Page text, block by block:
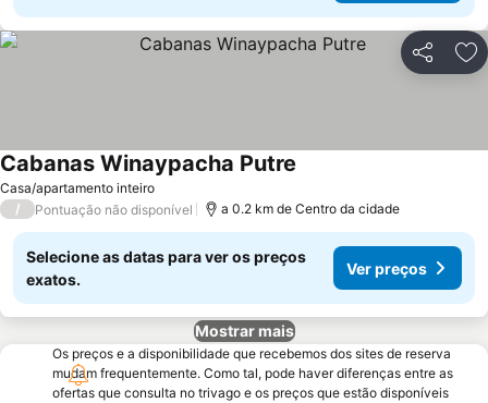
Partilhar
Casa/apartamento inteiro
Cabanas Winaypacha Putre
/ Pontuação não disponível a 0.2 km de Centro da cidade
Selecione as datas para ver os preços
exatos.
Ver preços
Mostrar mais
Os preços e a disponibilidade que recebemos dos sites de reserva
mudam frequentemente. Como tal, pode haver diferenças entre as
ofertas que consulta no trivago e os preços que estão disponíveis